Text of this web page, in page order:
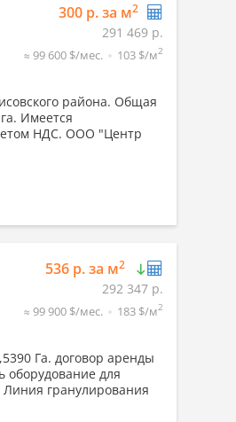
300 р. за м2
291 469 р.
≈ 99 600 $/мес. 103 $/м2
района. Общая
Имеется
НДС. ООО "Центр
536 р. за м2
292 347 р.
≈ 99 900 $/мес. 183 $/м2
Га. договор аренды
оборудование для
гранулирования